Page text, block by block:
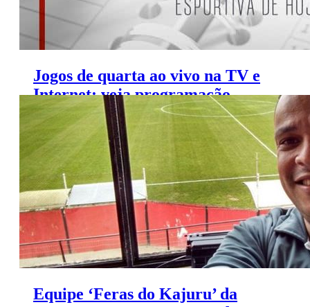
Jogos de quarta ao vivo na TV e
Internet; veja programação
(10/7/2019)
Equipe ‘Feras do Kajuru’ da